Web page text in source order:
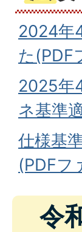
2024年
た(PDF
2025年
ネ基準
仕様基
(PDFフ
令